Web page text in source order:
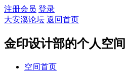
注册会员 登录
大安溪论坛 返回首页
金印设计部的个人空间
空间首页